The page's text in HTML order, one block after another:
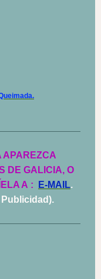
APAREZCA
DE GALICIA, O
A : E-MAIL.